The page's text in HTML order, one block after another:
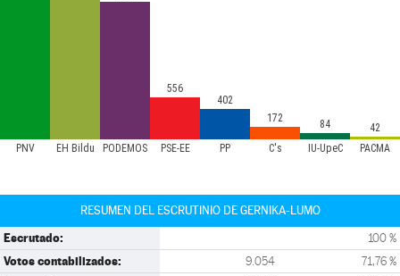
PNV EH Bildu PODEMOS PSE-EE PP C's IU-UpeC PACMA
556
402
172
84 42
RESUMEN DEL ESCRUTINIO DE GERNIKA-LUMO
Escrutado: 100 %
Votos contabilizados: 9.054 71,76 %